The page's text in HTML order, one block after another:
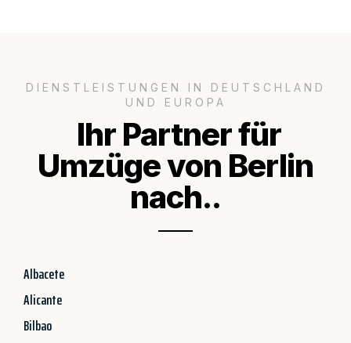
DIENSTLEISTUNGEN IN DEUTSCHLAND
UND EUROPA
Ihr Partner für
Umzüge von Berlin
nach..
Albacete
Alicante
Bilbao